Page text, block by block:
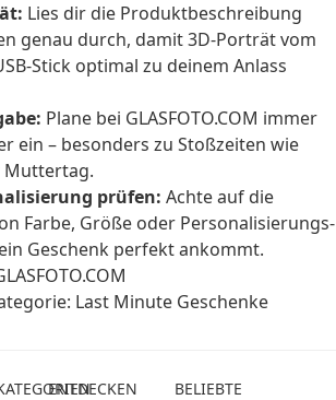
Lies dir die Produktbeschreibung
genau durch, damit 3D-Porträt vom
Stick optimal zu deinem Anlass
Plane bei GLASFOTO.COM immer
ein – besonders zu Stoßzeiten wie
Muttertag.
prüfen: Achte auf die
Farbe, Größe oder Personalisierungs-
Geschenk perfekt ankommt.
Last Minute Geschenke
ENTDECKEN
BELIEBTE